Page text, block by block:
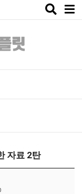
Toggle
자료 2탄